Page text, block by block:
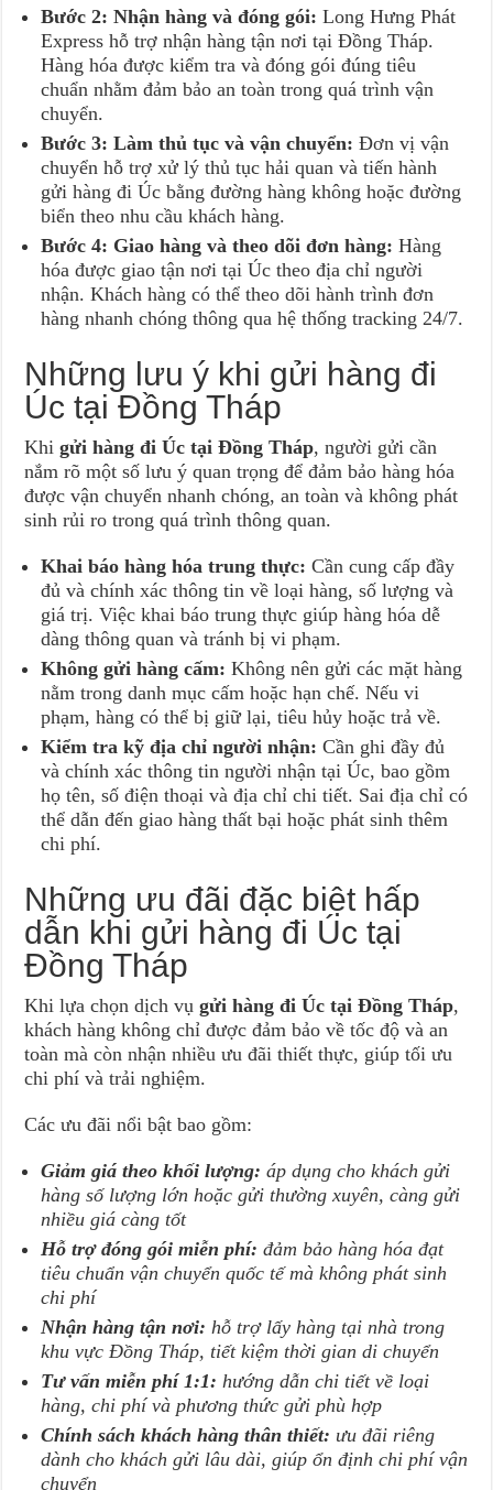
Bước 2: Nhận hàng và đóng gói:Long Hưng Phát
Express hỗ trợ nhận hàng tận nơi tại Đồng Tháp.
Hàng hóa được kiểm tra và đóng gói đúng tiêu
chuẩn nhằm đảm bảo an toàn trong quá trình vận
chuyển.
Bước 3: Làm thủ tục và vận chuyển:Đơn vị vận
chuyển hỗ trợ xử lý thủ tục hải quan và tiến hành
gửi hàng đi Úc bằng đường hàng không hoặc đường
biển theo nhu cầu khách hàng.
Bước 4: Giao hàng và theo dõi đơn hàng:Hàng
hóa được giao tận nơi tại Úc theo địa chỉ người
nhận. Khách hàng có thể theo dõi hành trình đơn
hàng nhanh chóng thông qua hệ thống tracking 24/7.
Những lưu ý khi gửi hàng đi
Úc tại Đồng Tháp
Khigửi hàng đi Úc tại Đồng Tháp, người gửi cần
nắm rõ một số lưu ý quan trọng để đảm bảo hàng hóa
được vận chuyển nhanh chóng, an toàn và không phát
sinh rủi ro trong quá trình thông quan.
Khai báo hàng hóa trung thực:Cần cung cấp đầy
đủ và chính xác thông tin về loại hàng, số lượng và
giá trị. Việc khai báo trung thực giúp hàng hóa dễ
dàng thông quan và tránh bị vi phạm.
Không gửi hàng cấm:Không nên gửi các mặt hàng
nằm trong danh mục cấm hoặc hạn chế. Nếu vi
phạm, hàng có thể bị giữ lại, tiêu hủy hoặc trả về.
Kiểm tra kỹ địa chỉ người nhận:Cần ghi đầy đủ
và chính xác thông tin người nhận tại Úc, bao gồm
họ tên, số điện thoại và địa chỉ chi tiết. Sai địa chỉ có
thể dẫn đến giao hàng thất bại hoặc phát sinh thêm
chi phí.
Những ưu đãi đặc biệt hấp
dẫn khi gửi hàng đi Úc tại
Đồng Tháp
Khi lựa chọn dịch vụgửi hàng đi Úc tại Đồng Tháp,
khách hàng không chỉ được đảm bảo về tốc độ và an
toàn mà còn nhận nhiều ưu đãi thiết thực, giúp tối ưu
chi phí và trải nghiệm.
Các ưu đãi nổi bật bao gồm:
Giảm giá theo khối lượng: áp dụng cho khách gửi
hàng số lượng lớn hoặc gửi thường xuyên, càng gửi
nhiều giá càng tốt
Hỗ trợ đóng gói miễn phí: đảm bảo hàng hóa đạt
tiêu chuẩn vận chuyển quốc tế mà không phát sinh
chi phí
Nhận hàng tận nơi: hỗ trợ lấy hàng tại nhà trong
khu vực Đồng Tháp, tiết kiệm thời gian di chuyển
Tư vấn miễn phí 1:1: hướng dẫn chi tiết về loại
hàng, chi phí và phương thức gửi phù hợp
Chính sách khách hàng thân thiết: ưu đãi riêng
dành cho khách gửi lâu dài, giúp ổn định chi phí vận
chuyển